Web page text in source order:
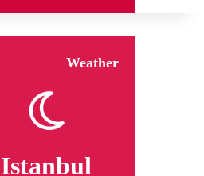
Weather
Istanbul